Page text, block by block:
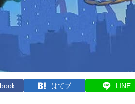
はてブ LINE